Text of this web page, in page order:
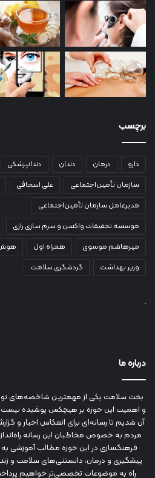
برچسب
دارو درمان دندان دندانپزشکی
سازمان تأمین‌اجتماعی
علی اسحاقی
مدیرعامل سازمان تأمین‌اجتماعی
موسسه تحقیقات واکسن و سرم سازی رازی
میرهاشم موسوی
همراه اول
وزیر بهداشت
گردشگری سلامت
درباره ما
بحث سلامت یکی از مهمترین شاخصه‌های
و اهمیت این حوزه بر هیچکس پوشیده
آن شدیم تا رسانه‌ای برای انعکاس اخبار و
مردم به خصوص مخاطبان این رسانه
فرهنگسازی در این حوزه مطالب
پیشگیری و درمان، دانستنی‌های سلامت و
راه به موضوعات تخصصی‌تر خواهیم